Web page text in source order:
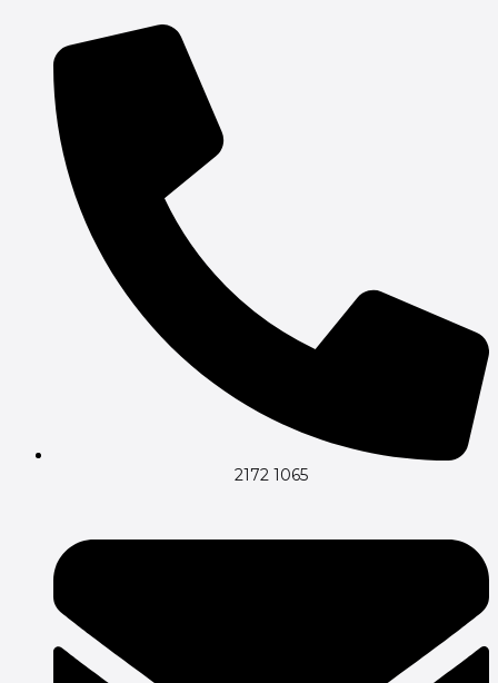
indholdet
2172 1065